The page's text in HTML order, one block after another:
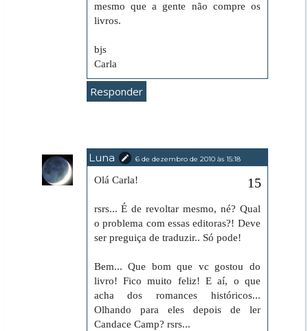
mesmo que a gente não compre os
livros.
bjs
Carla
Responder
Luna 6 de dezembro de 2010 às 15:18
Olá Carla!
rsrs... É de revoltar mesmo, né? Qual
o problema com essas editoras?! Deve
ser preguiça de traduzir.. Só pode!
Bem... Que bom que vc gostou do
livro! Fico muito feliz! E aí, o que
acha dos romances históricos...
Olhando para eles depois de ler
Candace Camp? rsrs...